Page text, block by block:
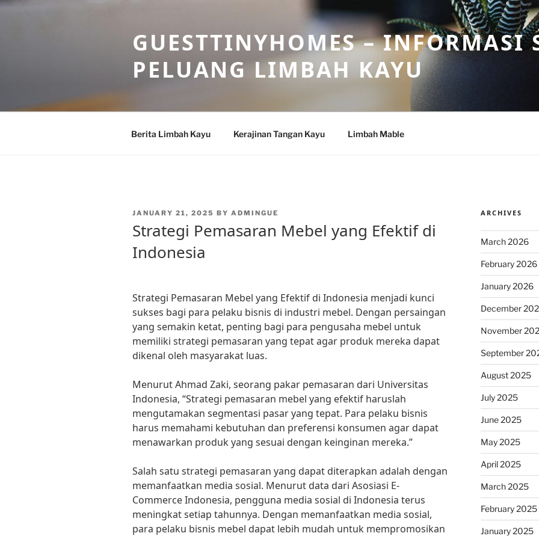
Skip
GUESTTINYHOMES – INFORMASI
PELUANG LIMBAH KAYU
Berita Limbah Kayu Kerajinan Tangan Kayu Limbah Mable
POSTED
JANUARY 21, 2025 BY ADMINGUE
Strategi Pemasaran Mebel yang Efektif di
Indonesia
Strategi Pemasaran Mebel yang Efektif di Indonesia menjadi kunci
sukses bagi para pelaku bisnis di industri mebel. Dengan persaingan
yang semakin ketat, penting bagi para pengusaha mebel untuk
memiliki strategi pemasaran yang tepat agar produk mereka dapat
dikenal oleh masyarakat luas.
Menurut Ahmad Zaki, seorang pakar pemasaran dari Universitas
Indonesia, “Strategi pemasaran mebel yang efektif haruslah
mengutamakan segmentasi pasar yang tepat. Para pelaku bisnis
harus memahami kebutuhan dan preferensi konsumen agar dapat
menawarkan produk yang sesuai dengan keinginan mereka.”
Salah satu strategi pemasaran yang dapat diterapkan adalah dengan
memanfaatkan media sosial. Menurut data dari Asosiasi E-
Commerce Indonesia, pengguna media sosial di Indonesia terus
meningkat setiap tahunnya. Dengan memanfaatkan media sosial,
para pelaku bisnis mebel dapat lebih mudah untuk mempromosikan
ARCHIVES
March 2026
February 2026
January 2026
December
November
September
August 2025
July 2025
June 2025
May 2025
April 2025
March 2025
February 2025
January 2025